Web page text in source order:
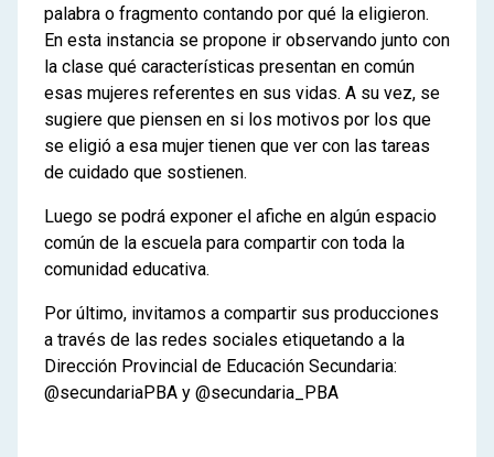
palabra o fragmento contando por qué la eligieron.
En esta instancia se propone ir observando junto con
la clase qué características presentan en común
esas mujeres referentes en sus vidas. A su vez, se
sugiere que piensen en si los motivos por los que
se eligió a esa mujer tienen que ver con las tareas
de cuidado que sostienen.
Luego se podrá exponer el afiche en algún espacio
común de la escuela para compartir con toda la
comunidad educativa.
Por último, invitamos a compartir sus producciones
a través de las redes sociales etiquetando a la
Dirección Provincial de Educación Secundaria:
@secundariaPBA y @secundaria_PBA